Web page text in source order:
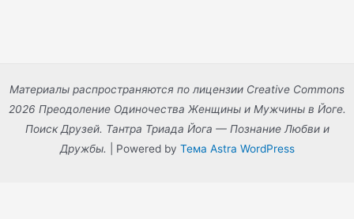
Материалы распространяются по лицензии Creative Commons
2026 Преодоление Одиночества Женщины и Мужчины в Йоге.
Поиск Друзей. Тантра Триада Йога — Познание Любви и
Дружбы. | Powered by Тема Astra WordPress